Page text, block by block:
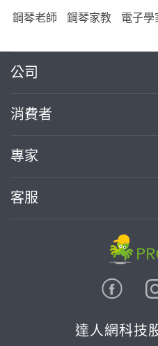
鋼琴老師 鋼琴家教 電子學
公司
消費者
專家
客服
達人網科技